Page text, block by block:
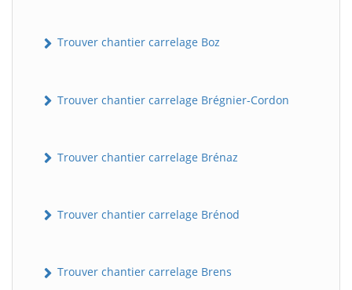
Trouver chantier carrelage Boz
Trouver chantier carrelage Brégnier-Cordon
Trouver chantier carrelage Brénaz
Trouver chantier carrelage Brénod
Trouver chantier carrelage Brens